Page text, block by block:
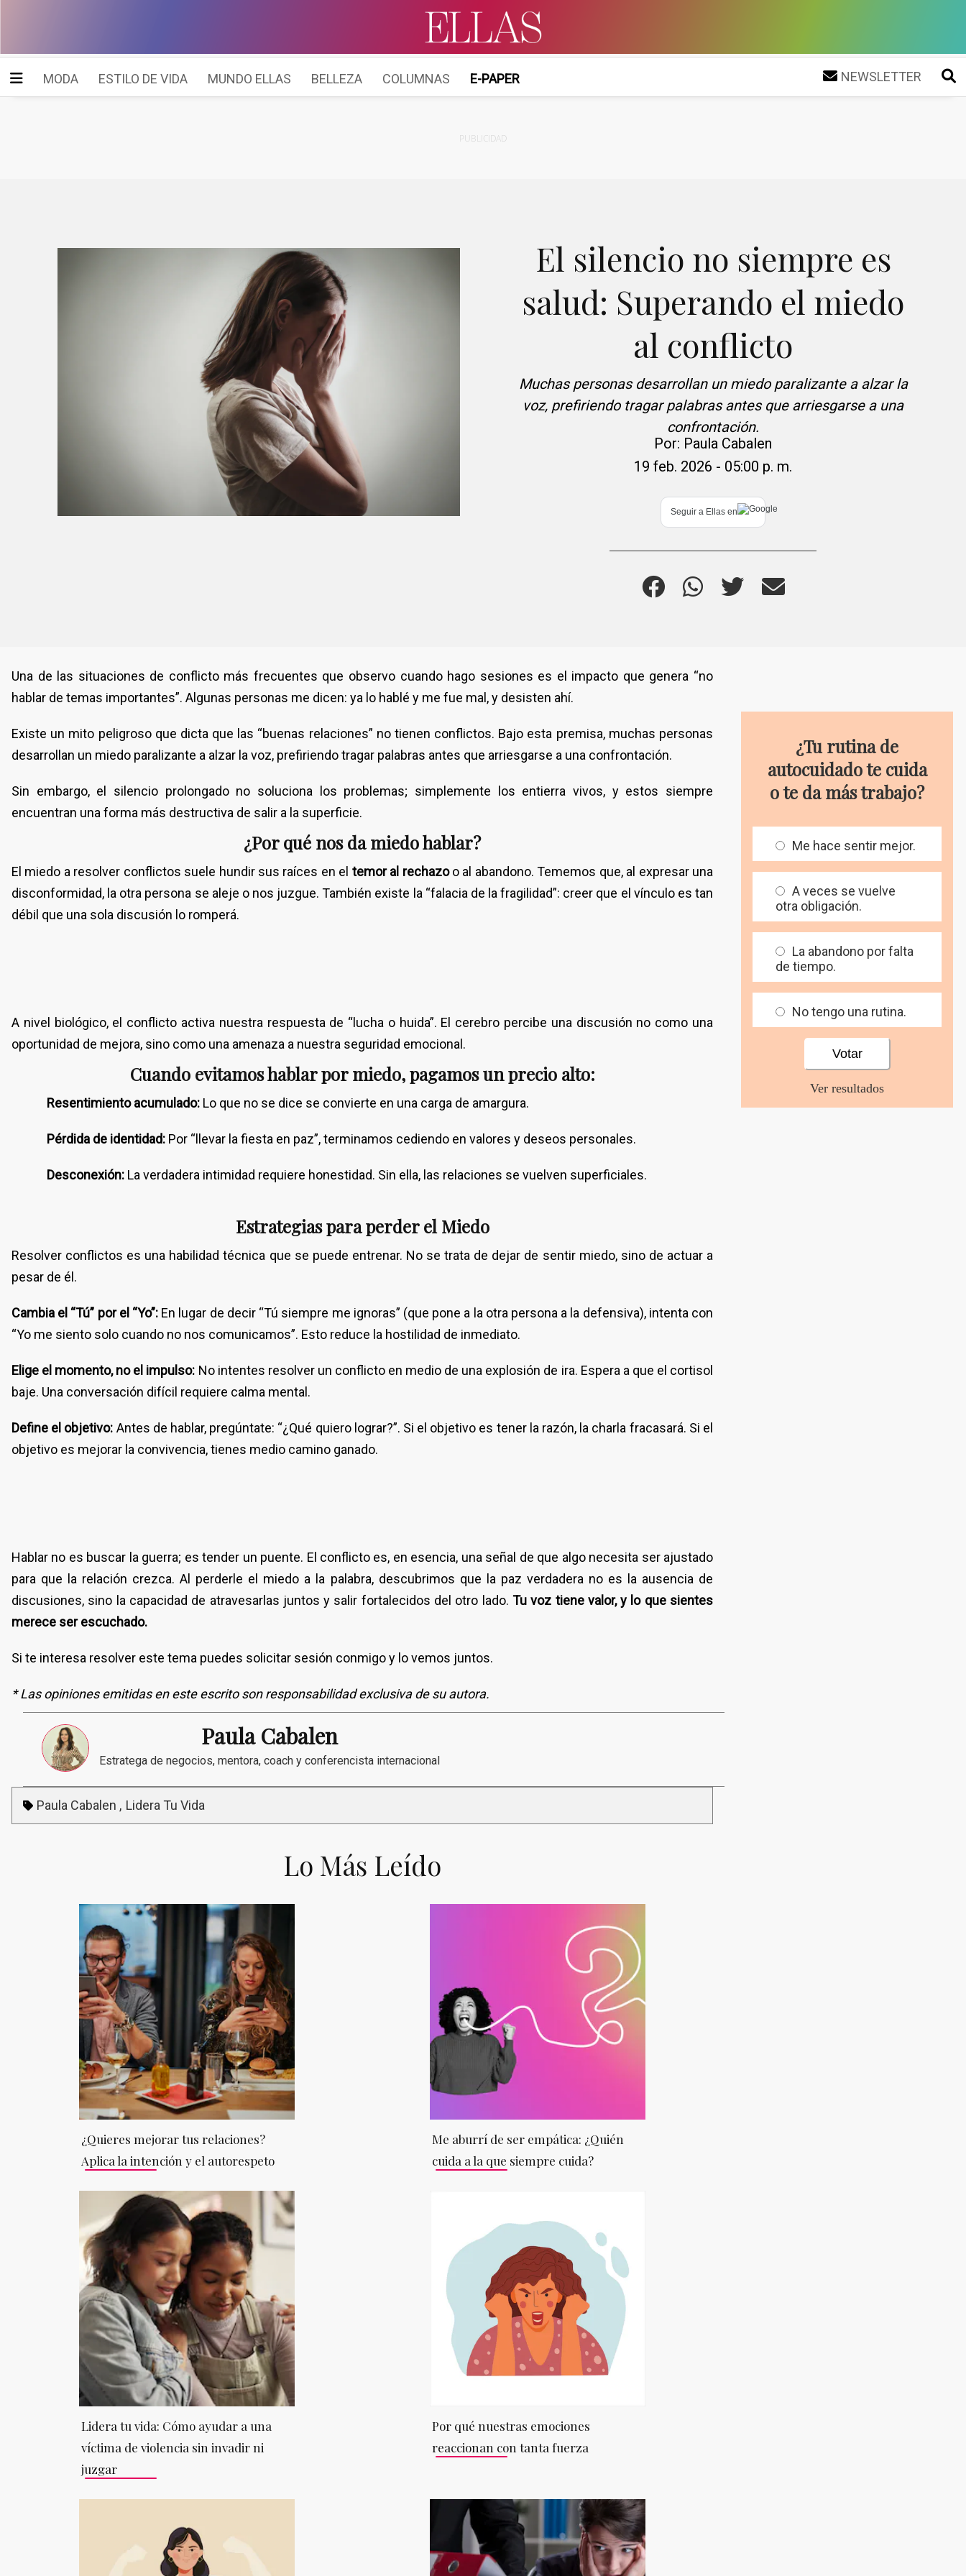
MODA ESTILO DE VIDA MUNDO ELLAS BELLEZA COLUMNAS E-PAPER NEWSLETTER
PUBLICIDAD
El silencio no siempre es
salud: Superando el miedo
al conflicto
Muchas personas desarrollan un miedo paralizante a alzar la
voz, prefiriendo tragar palabras antes que arriesgarse a una
confrontación.
Por: Paula Cabalen
19 feb. 2026 - 05:00 p. m.
Seguir a Ellas en
Una de las situaciones de conflicto más frecuentes que observo cuando hago sesiones es el impacto que genera “no
hablar de temas importantes”. Algunas personas me dicen: ya lo hablé y me fue mal, y desisten ahí.
Existe un mito peligroso que dicta que las “buenas relaciones” no tienen conflictos. Bajo esta premisa, muchas personas
desarrollan un miedo paralizante a alzar la voz, prefiriendo tragar palabras antes que arriesgarse a una confrontación.
Sin embargo, el silencio prolongado no soluciona los problemas; simplemente los entierra vivos, y estos siempre
encuentran una forma más destructiva de salir a la superficie.
¿Por qué nos da miedo hablar?
El miedo a resolver conflictos suele hundir sus raíces en el temor al rechazoo al abandono. Tememos que, al expresar una
disconformidad, la otra persona se aleje o nos juzgue. También existe la “falacia de la fragilidad”: creer que el vínculo es tan
débil que una sola discusión lo romperá.
A nivel biológico, el conflicto activa nuestra respuesta de “lucha o huida”. El cerebro percibe una discusión no como una
oportunidad de mejora, sino como una amenaza a nuestra seguridad emocional.
Cuando evitamos hablar por miedo, pagamos un precio alto:
Resentimiento acumulado:Lo que no se dice se convierte en una carga de amargura.
Pérdida de identidad:Por “llevar la fiesta en paz”, terminamos cediendo en valores y deseos personales.
Desconexión:La verdadera intimidad requiere honestidad. Sin ella, las relaciones se vuelven superficiales.
Estrategias para perder el Miedo
Resolver conflictos es una habilidad técnica que se puede entrenar. No se trata de dejar de sentir miedo, sino de actuar a
pesar de él.
Cambia el “Tú” por el “Yo”: En lugar de decir “Tú siempre me ignoras” (que pone a la otra persona a la defensiva), intenta con
“Yo me siento solo cuando no nos comunicamos”. Esto reduce la hostilidad de inmediato.
Elige el momento, no el impulso: No intentes resolver un conflicto en medio de una explosión de ira. Espera a que el cortisol
baje. Una conversación difícil requiere calma mental.
Define el objetivo: Antes de hablar, pregúntate: “¿Qué quiero lograr?”. Si el objetivo es tener la razón, la charla fracasará. Si el
objetivo es mejorar la convivencia, tienes medio camino ganado.
Hablar no es buscar la guerra; es tender un puente. El conflicto es, en esencia, una señal de que algo necesita ser ajustado
para que la relación crezca. Al perderle el miedo a la palabra, descubrimos que la paz verdadera no es la ausencia de
discusiones, sino la capacidad de atravesarlas juntos y salir fortalecidos del otro lado. Tu voz tiene valor, y lo que sientes
merece ser escuchado.
Si te interesa resolver este tema puedes solicitar sesión conmigo y lo vemos juntos.
* Las opiniones emitidas en este escrito son responsabilidad exclusiva de su autora.
Paula Cabalen
Estratega de negocios, mentora, coach y conferencista internacional
Paula Cabalen Lidera Tu Vida
Lo Más Leído
¿Quieres mejorar tus relaciones?
Aplica la intención y el autorespeto
Me aburrí de ser empática: ¿Quién
cuida a la que siempre cuida?
Lidera tu vida: Cómo ayudar a una
víctima de violencia sin invadir ni
juzgar
Por qué nuestras emociones
reaccionan con tanta fuerza
¿Tu rutina de
autocuidado te cuida
o te da más trabajo?
Me hace sentir mejor.
A veces se vuelve
otra obligación.
La abandono por falta
de tiempo.
No tengo una rutina.
Ver resultados